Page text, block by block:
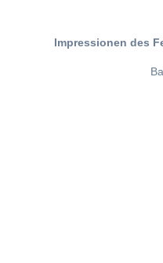
Impressionen des